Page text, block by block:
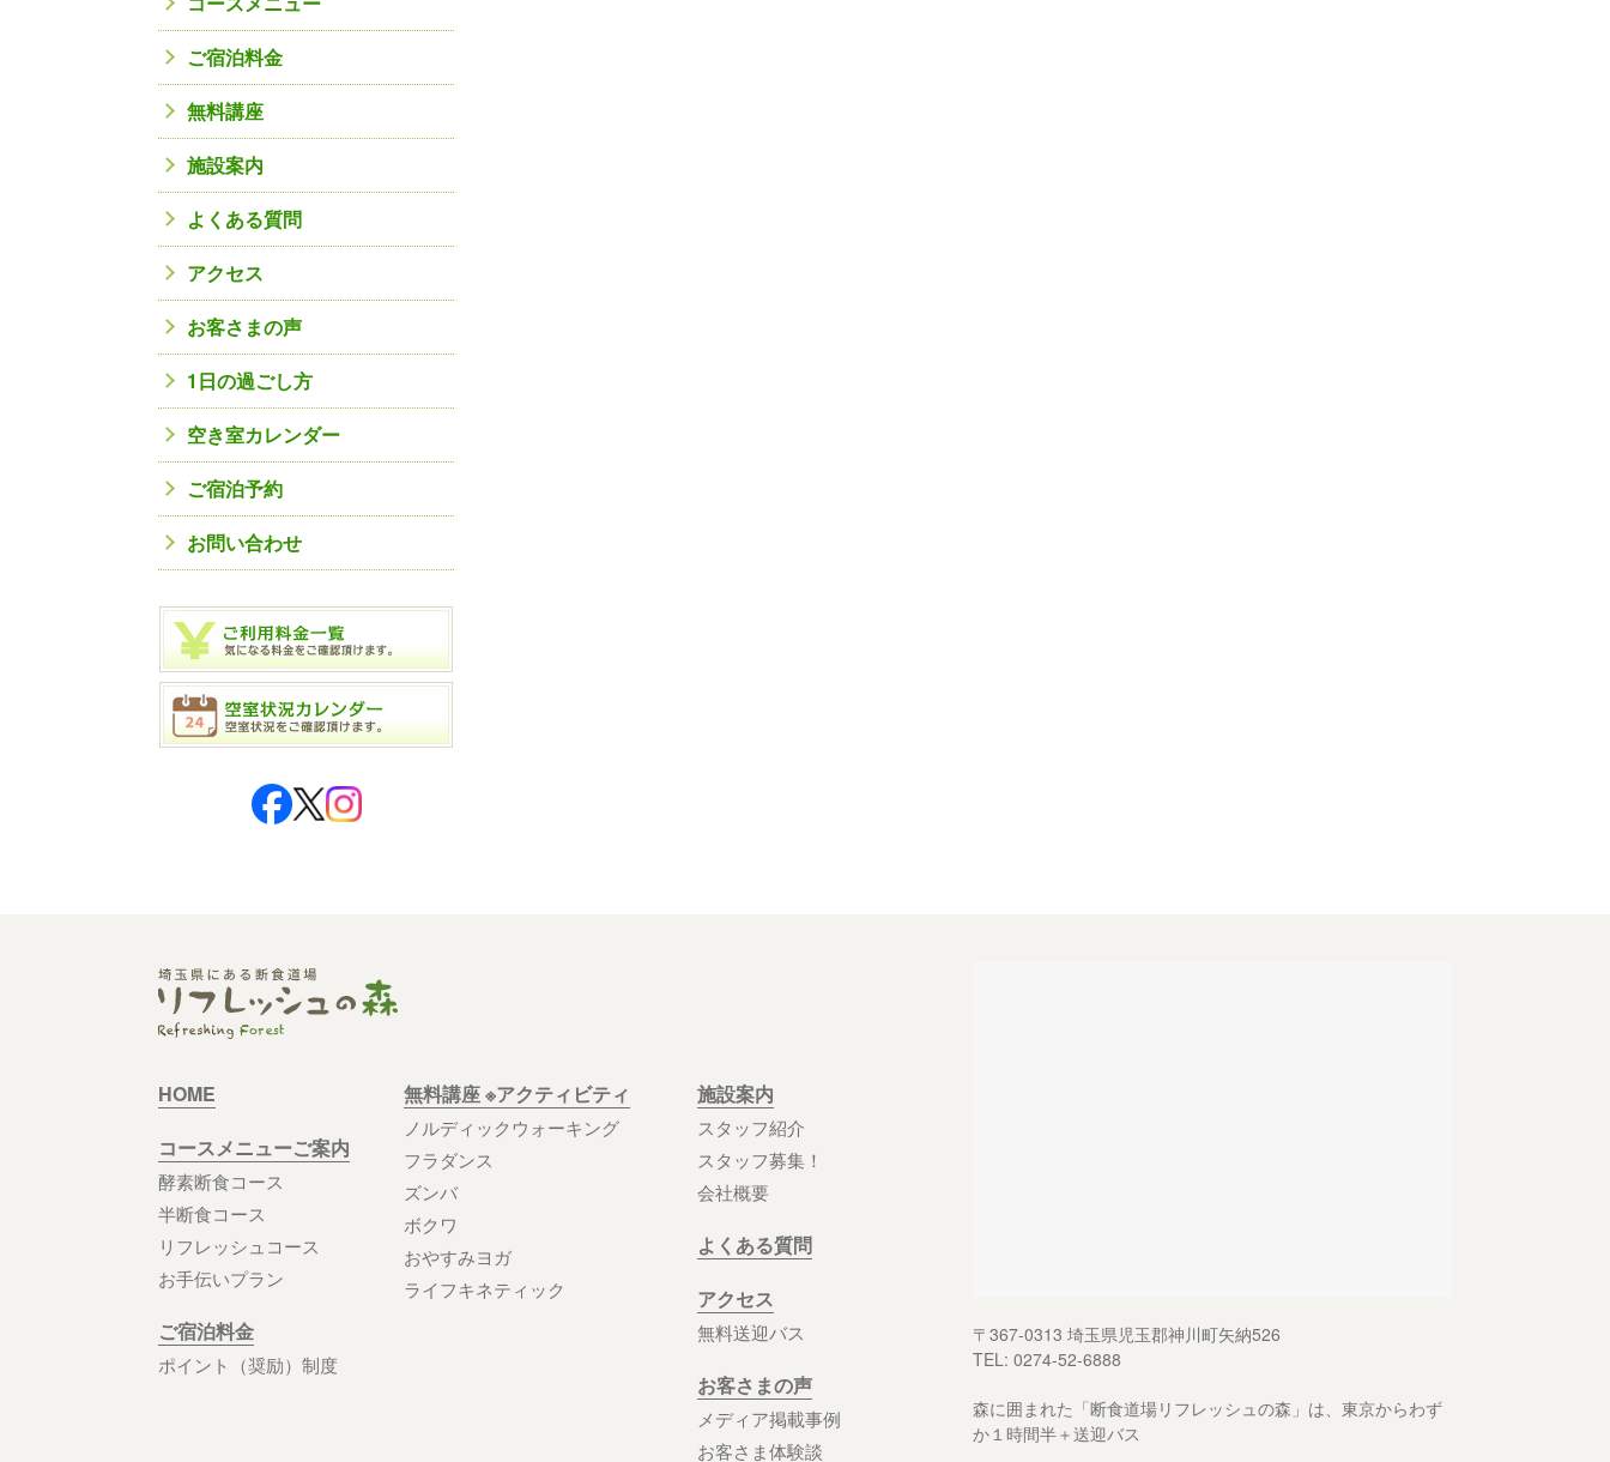
ご宿泊料金
無料講座
施設案内
よくある質問
アクセス
お客さまの声
1日の過ごし方
空き室カレンダー
ご宿泊予約
お問い合わせ
HOME
コースメニューご案内
酵素断食コース
半断食コース
リフレッシュコース
お手伝いプラン
ご宿泊料金
ポイント（奨励）制度
無料講座 ※アクティビティ
ノルディックウォーキング
フラダンス
ズンバ
ボクワ
おやすみヨガ
ライフキネティック
施設案内
スタッフ紹介
スタッフ募集！
会社概要
よくある質問
アクセス
無料送迎バス
お客さまの声
メディア掲載事例
お客さま体験談
〒367-0313 埼玉県児玉郡神川町矢納526
TEL: 0274-52-6888
森に囲まれた「断食道場リフレッシュの森」は、東京からわず
か１時間半＋送迎バス